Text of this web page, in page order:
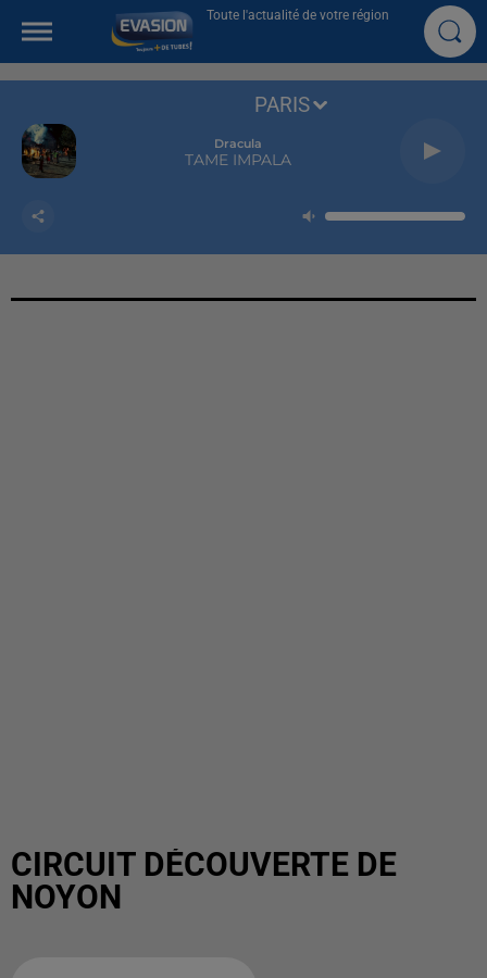
Toute l'actualité de votre région
Dracula
TAME IMPALA
PARIS
CIRCUIT DÉCOUVERTE DE
NOYON